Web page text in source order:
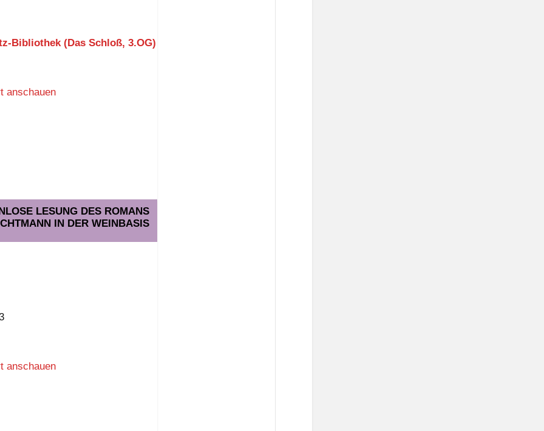
Bibliothek (Das Schloß, 3.OG)
anschauen
LESUNG DES ROMANS
IN DER WEINBASIS
anschauen